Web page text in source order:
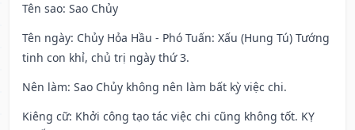
Tên sao: Sao Chủy
Tên ngày: Chủy Hỏa Hầu - Phó Tuấn: Xấu (Hung Tú) Tướng
tinh con khỉ, chủ trị ngày thứ 3.
Nên làm: Sao Chủy không nên làm bất kỳ việc chi.
Kiêng cữ: Khởi công tạo tác việc chi cũng không tốt. KỴ